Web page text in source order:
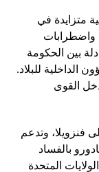
متزايدة في
واضطرابات
بين الحكومة
الداخلية للبلاد.
القوى
فنزويلا، وتدعم
بالفساد
المتحدة